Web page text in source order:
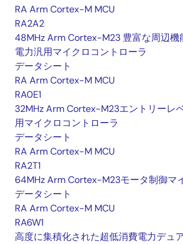
RA Arm Cortex-M MCU
RA2A2
48MHz Arm Cortex-M23 豊富な周辺機
電力汎用マイクロコントローラ
データシート
RA Arm Cortex-M MCU
RA0E1
32MHz Arm Cortex-M23エントリーレ
用マイクロコントローラ
データシート
RA Arm Cortex-M MCU
RA2T1
64MHz Arm Cortex-M23モータ制御マ
データシート
RA Arm Cortex-M MCU
RA6W1
高度に集積化された超低消費電力デュ